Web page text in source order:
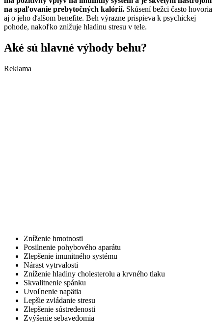
na spaľovanie prebytočných kalórií. Skúsení bežci často hovoria
aj o jeho ďalšom benefite. Beh výrazne prispieva k psychickej
pohode, nakoľko znižuje hladinu stresu v tele.
Aké sú hlavné výhody behu?
Reklama
Zníženie hmotnosti
Posilnenie pohybového aparátu
Zlepšenie imunitného systému
Nárast vytrvalosti
Zníženie hladiny cholesterolu a krvného tlaku
Skvalitnenie spánku
Uvoľnenie napätia
Lepšie zvládanie stresu
Zlepšenie sústredenosti
Zvýšenie sebavedomia